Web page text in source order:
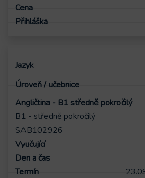
Angličtina - B1 středně pokročilý
B1 - středně pokročilý
SAB102926